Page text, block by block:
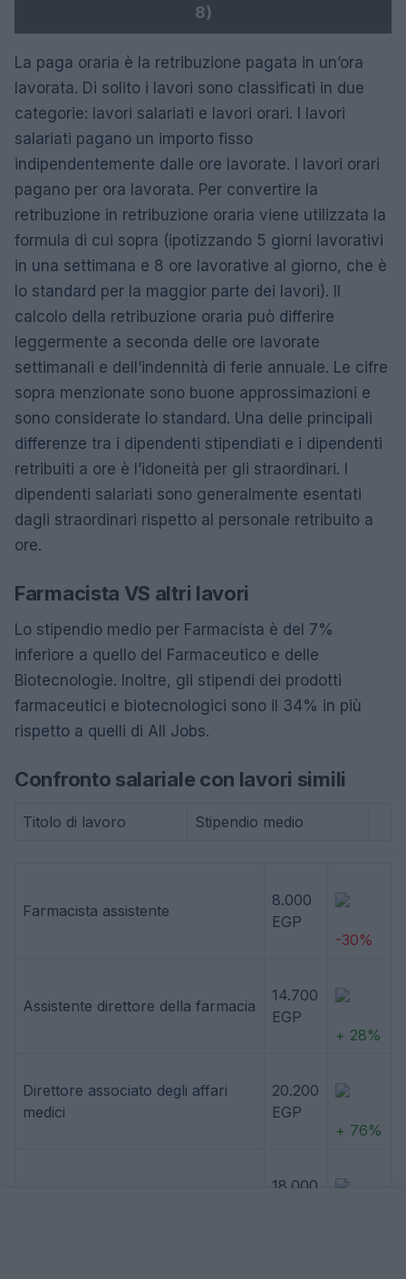
8)
La paga oraria è la retribuzione pagata in un’ora
lavorata. Di solito i lavori sono classificati in due
categorie: lavori salariati e lavori orari. I lavori
salariati pagano un importo fisso
indipendentemente dalle ore lavorate. I lavori orari
pagano per ora lavorata. Per convertire la
retribuzione in retribuzione oraria viene utilizzata la
formula di cui sopra (ipotizzando 5 giorni lavorativi
in ​​una settimana e 8 ore lavorative al giorno, che è
lo standard per la maggior parte dei lavori). Il
calcolo della retribuzione oraria può differire
leggermente a seconda delle ore lavorate
settimanali e dell’indennità di ferie annuale. Le cifre
sopra menzionate sono buone approssimazioni e
sono considerate lo standard. Una delle principali
differenze tra i dipendenti stipendiati e i dipendenti
retribuiti a ore è l’idoneità per gli straordinari. I
dipendenti salariati sono generalmente esentati
dagli straordinari rispetto al personale retribuito a
ore.
Farmacista VS altri lavori
Lo stipendio medio per Farmacista è del 7%
inferiore a quello del Farmaceutico e delle
Biotecnologie. Inoltre, gli stipendi dei prodotti
farmaceutici e biotecnologici sono il 34% in più
rispetto a quelli di All Jobs.
Confronto salariale con lavori simili
Titolo di lavoro Stipendio medio
Farmacista assistente
8.000
EGP
-30%
Assistente direttore della farmacia
14.700
EGP
+ 28%
Direttore associato degli affari
medici
20.200
EGP
+ 76%
18.000